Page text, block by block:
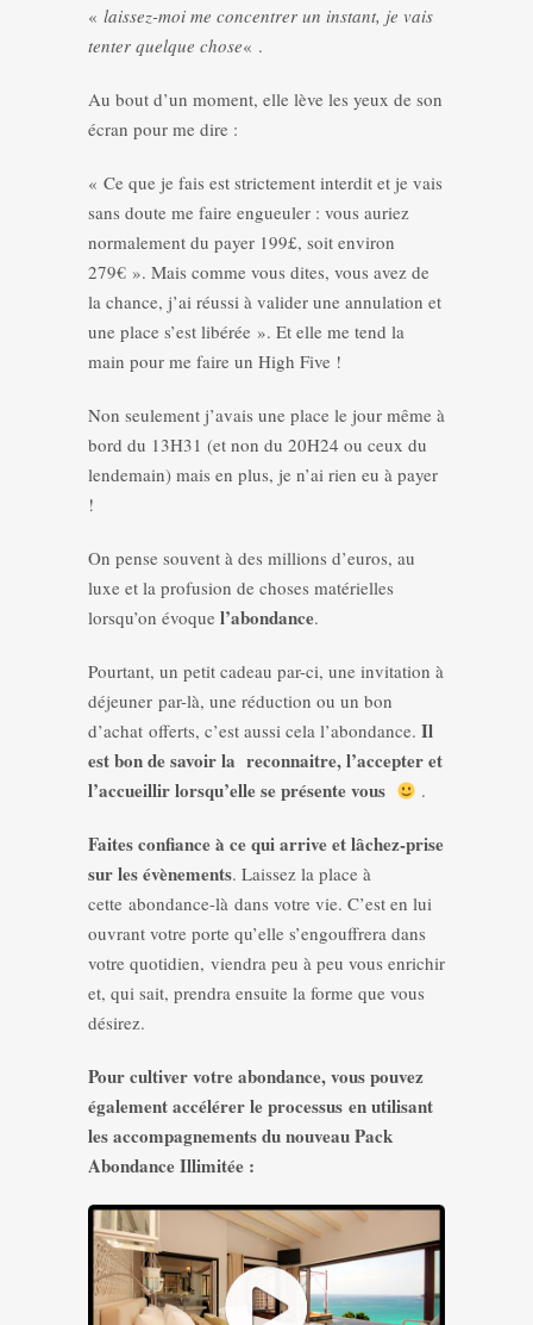
« laissez-moi me concentrer un instant, je vais
tenter quelque chose« .
Au bout d’un moment, elle lève les yeux de son
écran pour me dire :
« Ce que je fais est strictement interdit et je vais
sans doute me faire engueuler : vous auriez
normalement du payer 199£, soit environ
279€ ». Mais comme vous dites, vous avez de
la chance, j’ai réussi à valider une annulation et
une place s’est libérée ». Et elle me tend la
main pour me faire un High Five !
Non seulement j’avais une place le jour même à
bord du 13H31 (et non du 20H24 ou ceux du
lendemain) mais en plus, je n’ai rien eu à payer
!
On pense souvent à des millions d’euros, au
luxe et la profusion de choses matérielles
lorsqu’on évoque l’abondance.
Pourtant, un petit cadeau par-ci, une invitation à
déjeuner par-là, une réduction ou un bon
d’achat offerts, c’est aussi cela l’abondance. Il
est bon de savoir la reconnaitre, l’accepter et
l’accueillir lorsqu’elle se présente vous
.
Faites confiance à ce qui arrive et lâchez-prise
sur les évènements. Laissez la place à
cette abondance-là dans votre vie. C’est en lui
ouvrant votre porte qu’elle s’engouffrera dans
votre quotidien, viendra peu à peu vous enrichir
et, qui sait, prendra ensuite la forme que vous
désirez.
Pour cultiver votre abondance, vous pouvez
également accélérer le processus en utilisant
les accompagnements du nouveau Pack
Abondance Illimitée :